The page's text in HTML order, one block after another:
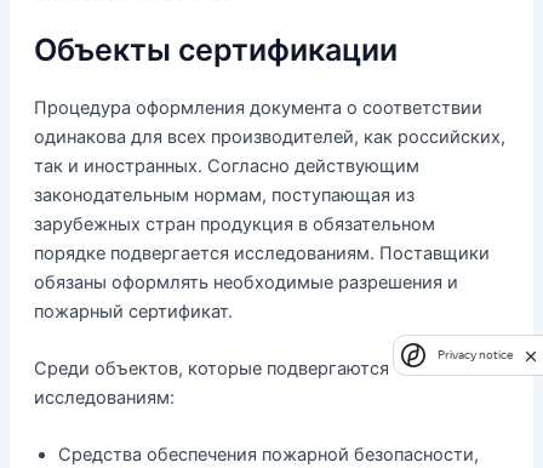
Объекты сертификации
Процедура оформления документа о соответствии
одинакова для всех производителей, как российских,
так и иностранных. Согласно действующим
законодательным нормам, поступающая из
зарубежных стран продукция в обязательном
порядке подвергается исследованиям. Поставщики
обязаны оформлять необходимые разрешения и
пожарный сертификат.
Среди объектов, которые подвергаются
исследованиям:
Средства обеспечения пожарной безопасности,
Privacy notice